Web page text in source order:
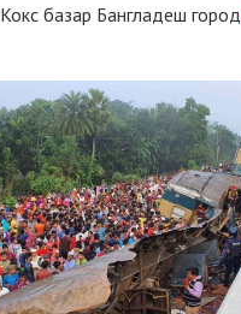
Кокс базар Бангладеш город